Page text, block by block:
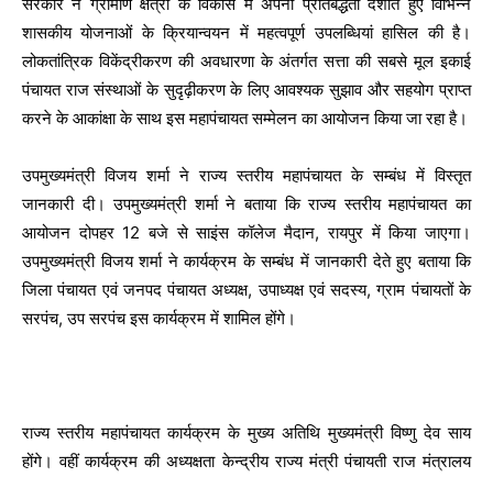
शासकीय योजनाओं के क्रियान्वयन में महत्वपूर्ण उपलब्धियां हासिल की है।
लोकतांत्रिक विकेंद्रीकरण की अवधारणा के अंतर्गत सत्ता की सबसे मूल इकाई
पंचायत राज संस्थाओं के सुदृढ़ीकरण के लिए आवश्यक सुझाव और सहयोग प्राप्त
करने के आकांक्षा के साथ इस महापंचायत सम्मेलन का आयोजन किया जा रहा है।
उपमुख्यमंत्री विजय शर्मा ने राज्य स्तरीय महापंचायत के सम्बंध में विस्तृत
जानकारी दी। उपमुख्यमंत्री शर्मा ने बताया कि राज्य स्तरीय महापंचायत का
आयोजन दोपहर 12 बजे से साइंस कॉलेज मैदान, रायपुर में किया जाएगा।
उपमुख्यमंत्री विजय शर्मा ने कार्यक्रम के सम्बंध में जानकारी देते हुए बताया कि
जिला पंचायत एवं जनपद पंचायत अध्यक्ष, उपाध्यक्ष एवं सदस्य, ग्राम पंचायतों के
सरपंच, उप सरपंच इस कार्यक्रम में शामिल होंगे।
राज्य स्तरीय महापंचायत कार्यक्रम के मुख्य अतिथि मुख्यमंत्री विष्णु देव साय
होंगे। वहीं कार्यक्रम की अध्यक्षता केन्द्रीय राज्य मंत्री पंचायती राज मंत्रालय